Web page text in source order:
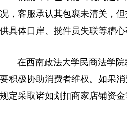
况，客服承认其包裹未清关，
供具体口岸、揽件员失联等糟心
在西南政法大学民商法学院
要积极协助消费者维权。如果
规定采取诸如划扣商家店铺资